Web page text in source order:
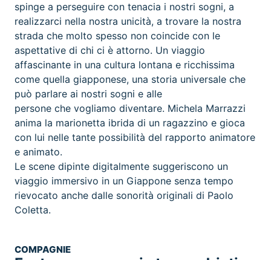
spinge a perseguire con tenacia i nostri sogni, a
realizzarci nella nostra unicità, a trovare la nostra
strada che molto spesso non coincide con le
aspettative di chi ci è attorno. Un viaggio
affascinante in una cultura lontana e ricchissima
come quella giapponese, una storia universale che
può parlare ai nostri sogni e alle
persone che vogliamo diventare. Michela Marrazzi
anima la marionetta ibrida di un ragazzino e gioca
con lui nelle tante possibilità del rapporto animatore
e animato.
Le scene dipinte digitalmente suggeriscono un
viaggio immersivo in un Giappone senza tempo
rievocato anche dalle sonorità originali di Paolo
Coletta.
COMPAGNIE